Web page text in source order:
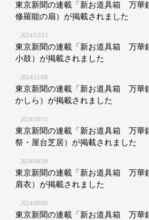
東京新聞の連載「新お道具箱 万華
修羅能の扇）が掲載されました
2024/12/13
東京新聞の連載「新お道具箱 万華
小鼓）が掲載されました
2024/11/08
東京新聞の連載「新お道具箱 万華
かしら）が掲載されました
2024/10/11
東京新聞の連載「新お道具箱 万華
祭・屋台芝居）が掲載されました
2024/09/20
東京新聞の連載「新お道具箱 万
肩衣）が掲載されました
2024/08/09
東京新聞の連載「新お道具箱 万華